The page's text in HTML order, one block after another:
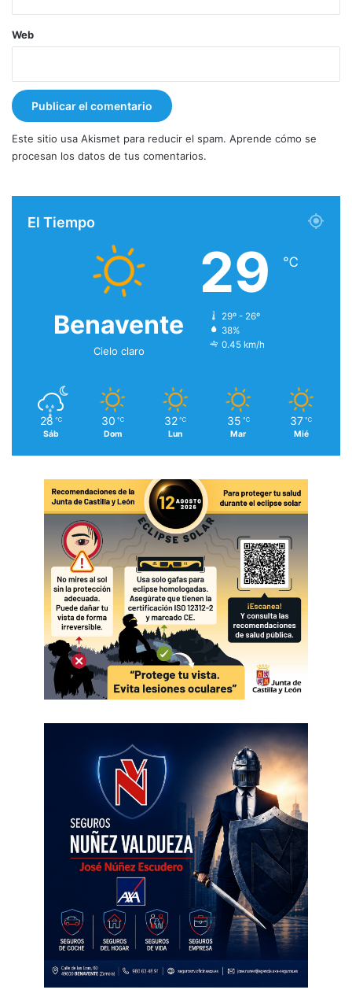
Web
Este sitio usa Akismet para reducir el spam. Aprende cómo se
procesan los datos de tus comentarios.
El Tiempo
Benavente
Cielo claro
29 ℃
29º - 26º
38%
0.45 km/h
28 ℃
Sáb
30 ℃
Dom
32 ℃
Lun
35 ℃
Mar
37 ℃
Mié